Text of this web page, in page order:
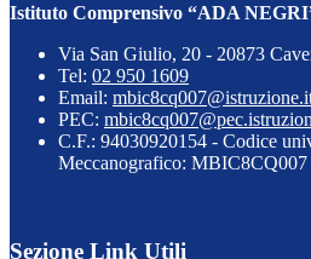
Istituto Comprensivo “ADA
Via San Giulio, 20 - 20873
Tel: 02 950 1609
Email:
PEC:
C.F.: 94030920154 - Codice
Meccanografico: MBIC8CQ007
Sezione Link Utili